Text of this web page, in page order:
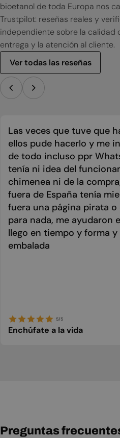
bioetanol de toda Europa nos
Trustpilot: reseñas reales y
independiente sobre la calidad
entrega y la atención al cliente.
Ver todas las reseñas
Las veces que tuve que
ellos pude hacerlo y me
de todo incluso ppr
tenía ni idea del
chimenea ni de la
fuera de España tenía
fuera una página pirata o
para nada, me ayudaron
llego en tiempo y forma
embalada
5/5
Enchúfate a la vida
Preguntas